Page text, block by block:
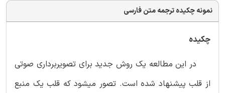
نمونه چکیده ترجمه متن فارسی
چکیده
در این مطالعه یک روش جدید برای تصویربرداری صوتی
از قلب پیشنهاد شده است. تصور می­شود که قلب یک منبع